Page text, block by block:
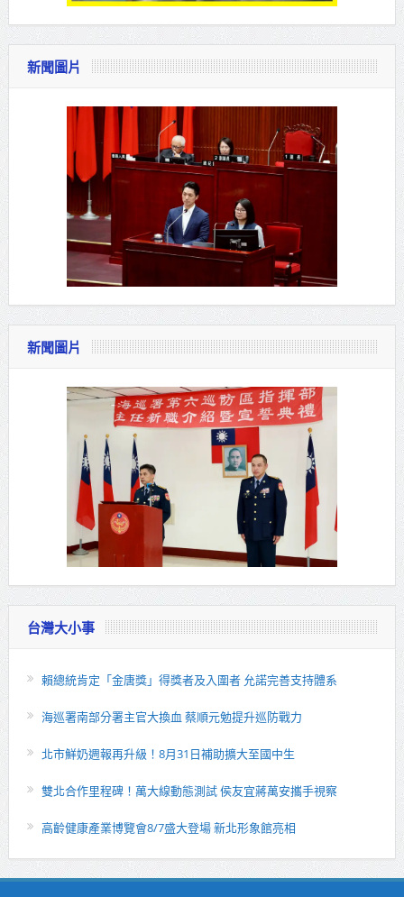
新聞圖片
新聞圖片
台灣大小事
賴總統肯定「金唐獎」得獎者及入圍者 允諾完善支持體系
海巡署南部分署主官大換血 蔡順元勉提升巡防戰力
北市鮮奶週報再升級！8月31日補助擴大至國中生
雙北合作里程碑！萬大線動態測試 侯友宜蔣萬安攜手視察
高齡健康產業博覽會8/7盛大登場 新北形象館亮相